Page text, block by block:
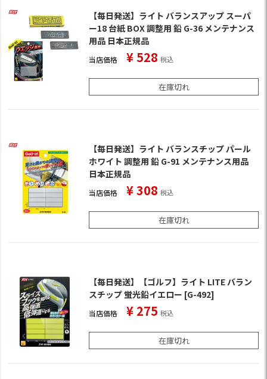
【毎日発送】ライト バランスアップ スーパ
ー18 台紙 BOX 調整用 鉛 G-36 メンテナンス
用品 日本正規品
当店価格 ¥528 税込
在庫切れ
【毎日発送】ライト バランスチップ パール
ホワイト 調整用 鉛 G-91 メンテナンス用品
日本正規品
当店価格 ¥308 税込
在庫切れ
【毎日発送】【ゴルフ】ライト LITE バラン
スチップ 蛍光鉛イエロー [G-492]
当店価格 ¥ 275 税込
在庫切れ